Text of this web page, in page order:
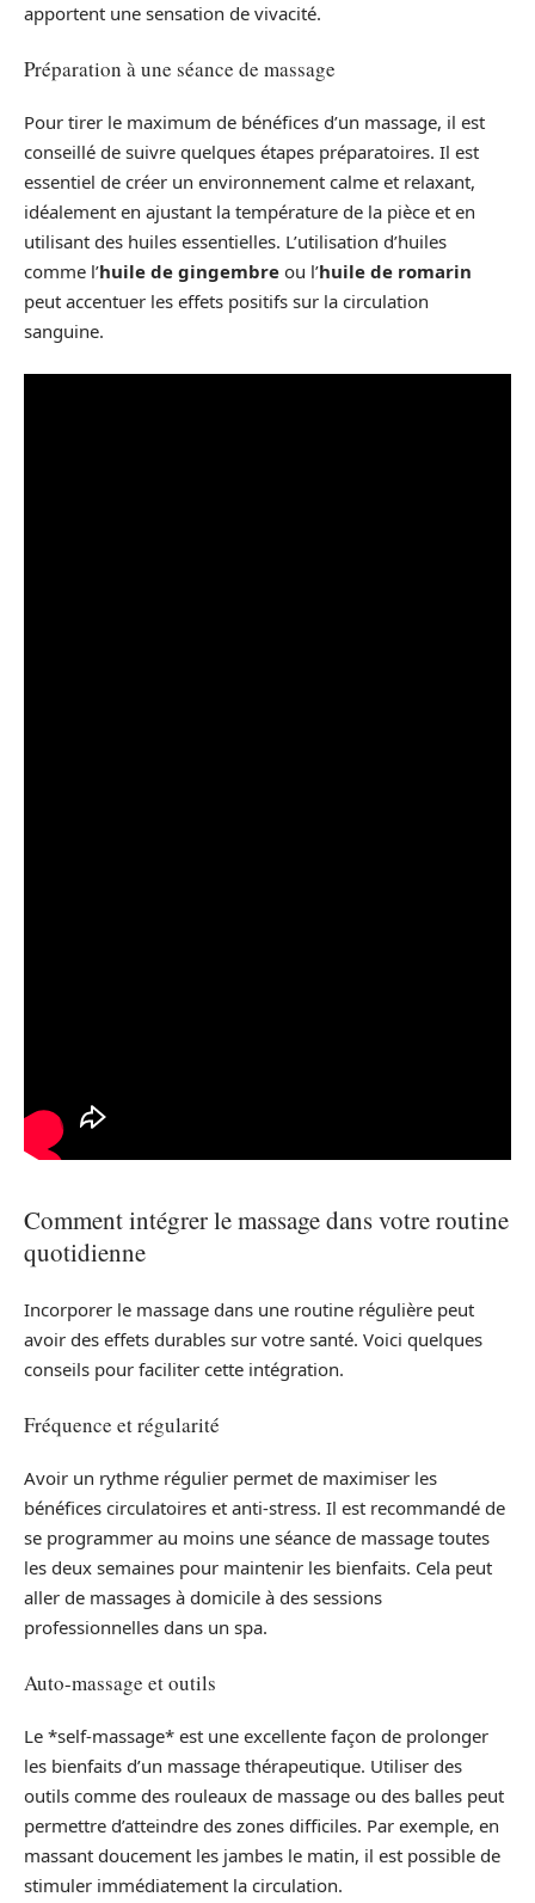
apportent une sensation de vivacité.
Préparation à une séance de massage
Pour tirer le maximum de bénéfices d’un massage, il est
conseillé de suivre quelques étapes préparatoires. Il est
essentiel de créer un environnement calme et relaxant,
idéalement en ajustant la température de la pièce et en
utilisant des huiles essentielles. L’utilisation d’huiles
comme l’huile de gingembre ou l’huile de romarin
peut accentuer les effets positifs sur la circulation
sanguine.
Comment intégrer le massage dans votre routine
quotidienne
Incorporer le massage dans une routine régulière peut
avoir des effets durables sur votre santé. Voici quelques
conseils pour faciliter cette intégration.
Fréquence et régularité
Avoir un rythme régulier permet de maximiser les
bénéfices circulatoires et anti-stress. Il est recommandé de
se programmer au moins une séance de massage toutes
les deux semaines pour maintenir les bienfaits. Cela peut
aller de massages à domicile à des sessions
professionnelles dans un spa.
Auto-massage et outils
Le *self-massage* est une excellente façon de prolonger
les bienfaits d’un massage thérapeutique. Utiliser des
outils comme des rouleaux de massage ou des balles peut
permettre d’atteindre des zones difficiles. Par exemple, en
massant doucement les jambes le matin, il est possible de
stimuler immédiatement la circulation.